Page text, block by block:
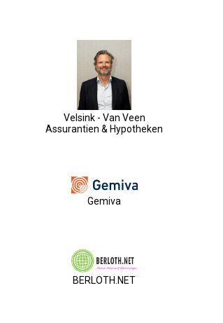
Velsink - Van Veen
Assurantien & Hypotheken
Gemiva
BERLOTH.NET